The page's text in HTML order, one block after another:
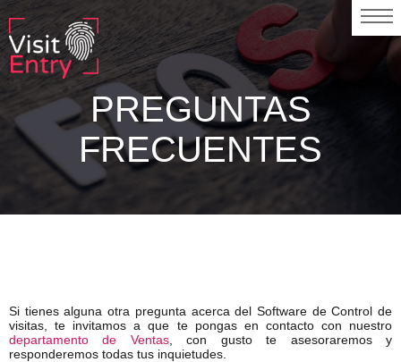
PREGUNTAS
FRECUENTES
Si tienes alguna otra pregunta acerca del Software de Control de
visitas, te invitamos a que te pongas en contacto con nuestro
departamento de Ventas, con gusto te asesoraremos y
responderemos todas tus inquietudes.